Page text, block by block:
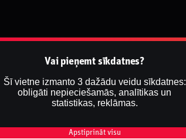
Vai pieņemt sīkdatnes?
Šī vietne izmanto 3 dažādu veidu sīkdatnes:
obligāti nepieciešamās, analītikas un
statistikas, reklāmas.
Apstiprināt visu